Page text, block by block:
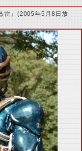
雷』(2005年5月8日放